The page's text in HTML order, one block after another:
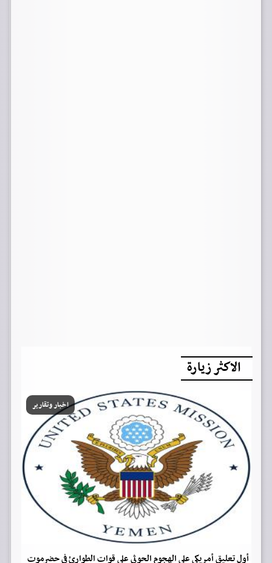
الاكثر زيارة
اخبار وتقارير
أول تعليق أمريكي على الهجوم الحوثي على قوات الطوارئ في حضرموت